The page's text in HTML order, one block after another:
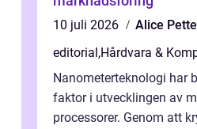
10 juli 2026
Alice
editorial,Hårdvara &
Nanometerteknologi har
faktor i utvecklingen av
processorer. Genom att